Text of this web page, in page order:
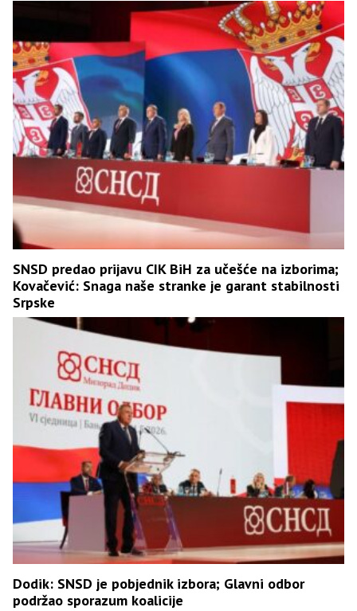
SNSD predao prijavu CIK BiH za učešće na izborima;
Kovačević: Snaga naše stranke je garant stabilnosti
Srpske
Dodik: SNSD je pobjednik izbora; Glavni odbor
podržao sporazum koalicije